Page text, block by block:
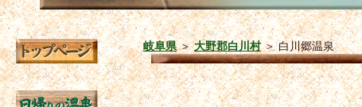
岐阜県＞大野郡白川村＞白川郷温泉